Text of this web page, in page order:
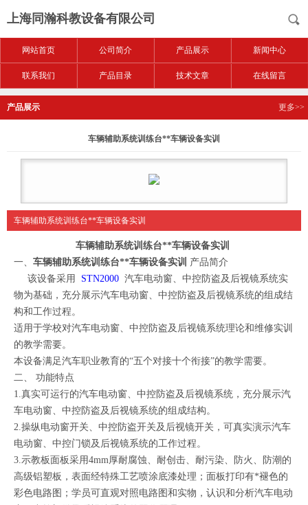
上海同瀚科教设备有限公司
网站首页 公司简介 产品展示 新闻中心
联系我们 产品目录 技术文章 在线留言
产品展示 更多>>
车辆辅助系统训练台**车辆设备实训
车辆辅助系统训练台**车辆设备实训
车辆辅助系统训练台**车辆设备实训
一、 车辆辅助系统训练台**车辆设备实训
产品简介
该设备采用
STN2000 汽车电动窗、中控防盗及后视镜系统实
物为基础，充分展示汽车电动窗、中控防盗及后视镜系统的组成结
构和工作过程。
适用于学校对汽车电动窗、中控防盗及后视镜系统理论和维修实训
的教学需要。
本设备满足汽车职业教育的“五个对接十个衔接”的教学需要。
二、
功能特点
1.真实可运行的汽车电动窗、中控防盗及后视镜系统，充分展示汽
车电动窗、中控防盗及后视镜系统的组成结构。
2.操纵电动窗开关、中控防盗开关及后视镜开关，可真实演示汽车
电动窗、中控门锁及后视镜系统的工作过程。
3.示教板面板采用4mm厚耐腐蚀、耐创击、耐污染、防火、防潮的
高级铝塑板，表面经特殊工艺喷涂底漆处理；面板打印有*褪色的
彩色电路图；学员可直观对照电路图和实物，认识和分析汽车电动